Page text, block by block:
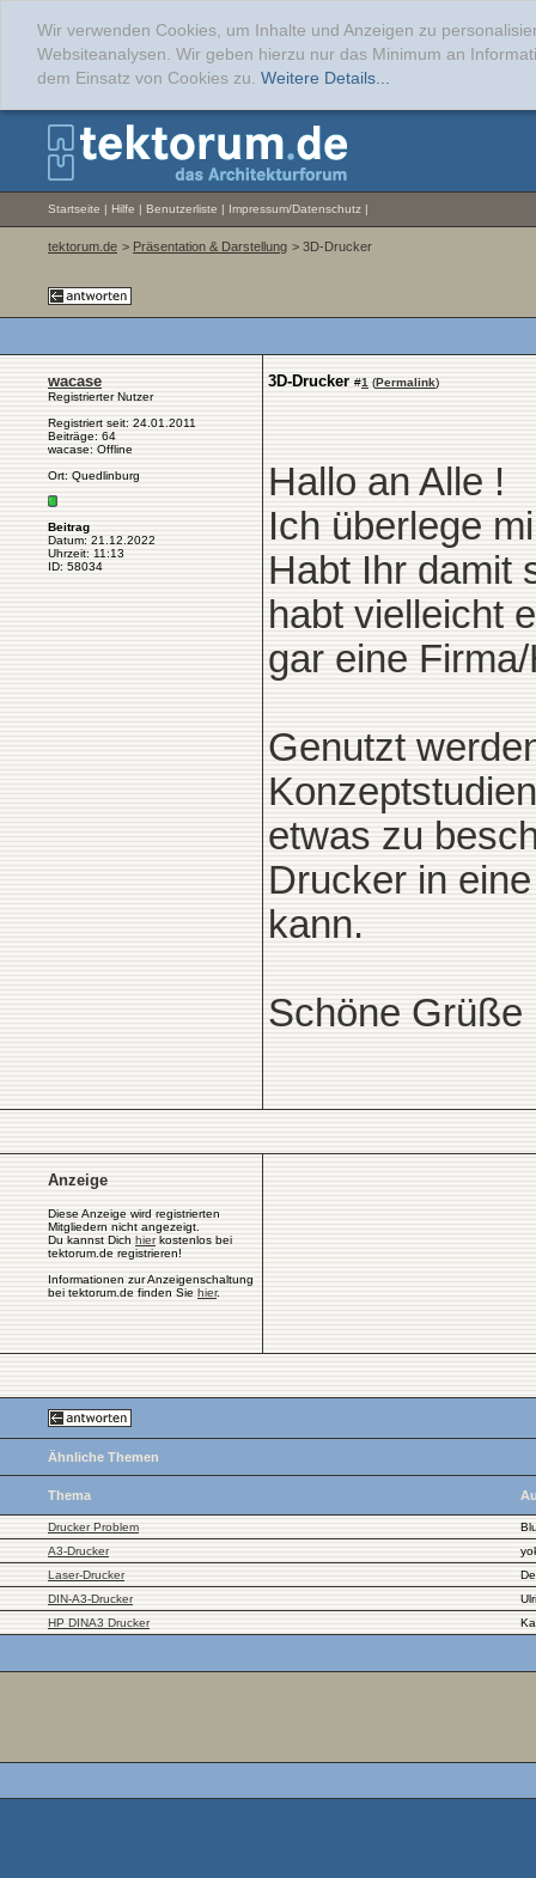
Wir verwenden Cookies, um Inhalte und Anzeigen zu
Websiteanalysen. Wir geben hierzu nur das Minimum an
dem Einsatz von Cookies zu. Weitere Details...
Startseite | Hilfe | Benutzerliste | Impressum/Datenschutz |
tektorum.de > Präsentation & Darstellung > 3D-Drucker
wacase
Registrierter Nutzer
Registriert seit: 24.01.2011
Beiträge: 64
wacase: Offline
Ort: Quedlinburg
Beitrag
Datum: 21.12.2022
Uhrzeit: 11:13
ID: 58034
3D-Drucker #1 (Permalink)
Hallo an Alle !
Ich überlege
Habt Ihr damit
habt vielleicht
gar eine
Genutzt
etwas zu
Drucker in
kann.
Schöne Grüße
Anzeige
Diese Anzeige wird registrierten
Mitgliedern nicht angezeigt.
Du kannst Dich hierkostenlos bei
tektorum.de registrieren!
Informationen zur Anzeigenschaltung
bei tektorum.de finden Sie hier.
Ähnliche Themen
Thema
Drucker Problem
A3-Drucker
Laser-Drucker
DIN-A3-Drucker
HP DINA3 Drucker